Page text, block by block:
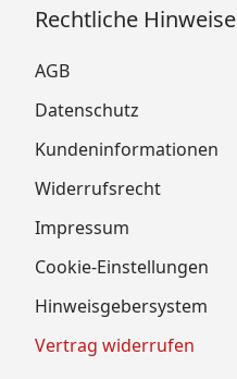
Rechtliche Hinweise
AGB
Datenschutz
Kundeninformationen
Widerrufsrecht
Impressum
Cookie-Einstellungen
Hinweisgebersystem
Vertrag widerrufen